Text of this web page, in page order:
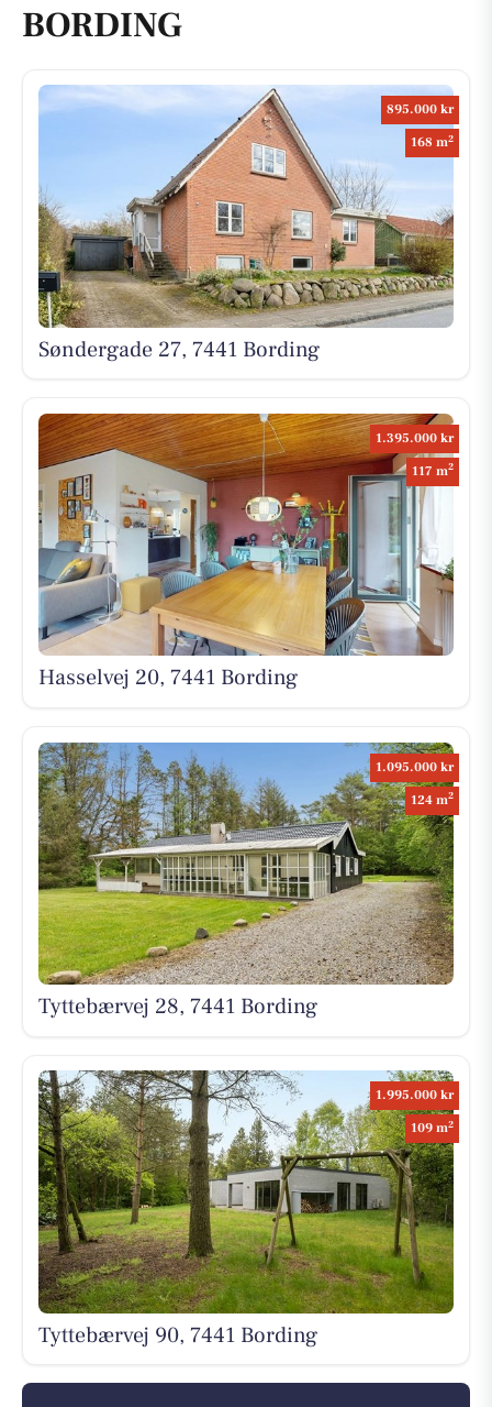
BORDING
895.000 kr
168 m2
Søndergade 27, 7441 Bording
1.395.000 kr
117 m2
Hasselvej 20, 7441 Bording
1.095.000 kr
124 m2
Tyttebærvej 28, 7441 Bording
1.995.000 kr
109 m2
Tyttebærvej 90, 7441 Bording